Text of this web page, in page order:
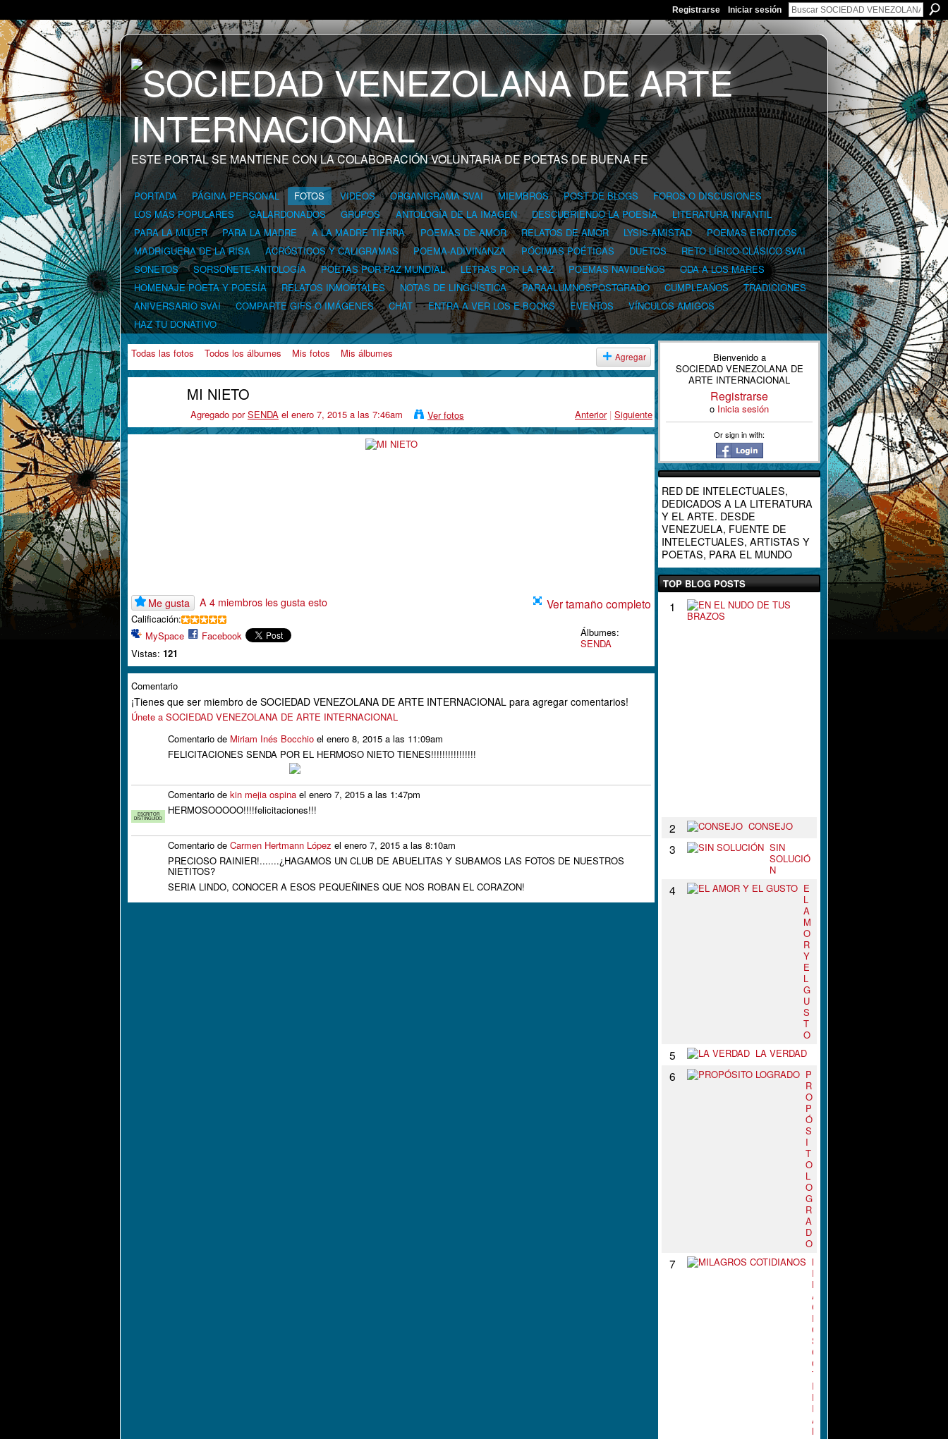
Registrarse Iniciar sesión
ESTE PORTAL SE MANTIENE CON LA COLABORACIÓN VOLUNTARIA DE POETAS DE BUENA FE
PORTADA PÁGINA PERSONAL FOTOS VIDEOS ORGANIGRAMA SVAI MIEMBROS POST DE BLOGS
FOROS O DISCUSIONES
LOS MÁS POPULARES
GALARDONADOS GRUPOS ANTOLOGÍA DE LA IMAGEN DESCUBRIENDO LA POESÍA
LITERATURA INFANTIL
PARA LA MUJER
PARA LA MADRE A LA MADRE TIERRA POEMAS DE AMOR RELATOS DE AMOR LYSIS-AMISTAD
POEMAS ERÓTICOS
MADRIGUERA DE LA RISA
ACRÓSTICOS Y CALIGRAMAS POEMA-ADIVINANZA PÓCIMAS POÉTICAS DUETOS
RETO LÍRICO-CLÁSICO SVAI
SONETOS
SORSONETE-ANTOLOGÍA POETAS POR PAZ MUNDIAL LETRAS POR LA PAZ POEMAS NAVIDEÑOS
ODA A LOS MARES
HOMENAJE POETA Y POESÍA
RELATOS INMORTALES NOTAS DE LINGÜÍSTICA PARAALUMNOSPOSTGRADO CUMPLEAÑOS
TRADICIONES
ANIVERSARIO SVAI
COMPARTE GIFS O IMÁGENES CHAT ENTRA A VER LOS E-BOOKS EVENTOS
VÍNCULOS AMIGOS
HAZ TU DONATIVO
Todas las fotos Todos los álbumes Mis fotos Mis álbumes Agregar
MI NIETO
Agregado porSENDA el enero 7, 2015 a las 7:46am Ver fotos Anterior | Siguiente
Me gusta A 4 miembros les gusta esto
Calificación:
MySpace
Facebook
Vistas: 121
Ver tamaño completo
Álbumes:
SENDA
Comentario
¡Tienes que ser miembro de SOCIEDAD VENEZOLANA DE ARTE INTERNACIONAL para agregar comentarios!
Únete a SOCIEDAD VENEZOLANA DE ARTE INTERNACIONAL
Comentario de Miriam Inés Bocchio el enero 8, 2015 a las 11:09am
FELICITACIONES SENDA POR EL HERMOSO NIETO TIENES!!!!!!!!!!!!!!!!
ESCRITOR
DISTINGUIDO
Comentario de kin mejia ospina el enero 7, 2015 a las 1:47pm
HERMOSOOOOO!!!!felicitaciones!!!
Comentario de Carmen Hertmann López el enero 7, 2015 a las 8:10am
PRECIOSO RAINIER!.......¿HAGAMOS UN CLUB DE ABUELITAS Y SUBAMOS LAS FOTOS DE NUESTROS
NIETITOS?
SERIA LINDO, CONOCER A ESOS PEQUEÑINES QUE NOS ROBAN EL CORAZON!
Bienvenido a
SOCIEDAD VENEZOLANA DE
ARTE INTERNACIONAL
Registrarse
o Inicia sesión
Or sign in with:
RED DE INTELECTUALES,
DEDICADOS A LA LITERATURA
Y EL ARTE. DESDE
VENEZUELA, FUENTE DE
INTELECTUALES, ARTISTAS Y
POETAS, PARA EL MUNDO
TOP BLOG POSTS
1
2 CONSEJO
3
SIN
SOLUCIÓ
N
4
E
L
A
M
O
R
Y
E
L
G
U
S
T
O
5 LA VERDAD
6
P
R
O
P
Ó
S
I
T
O
L
O
G
R
A
D
O
7
M
I
L
A
G
R
O
S
C
O
T
I
D
I
A
N